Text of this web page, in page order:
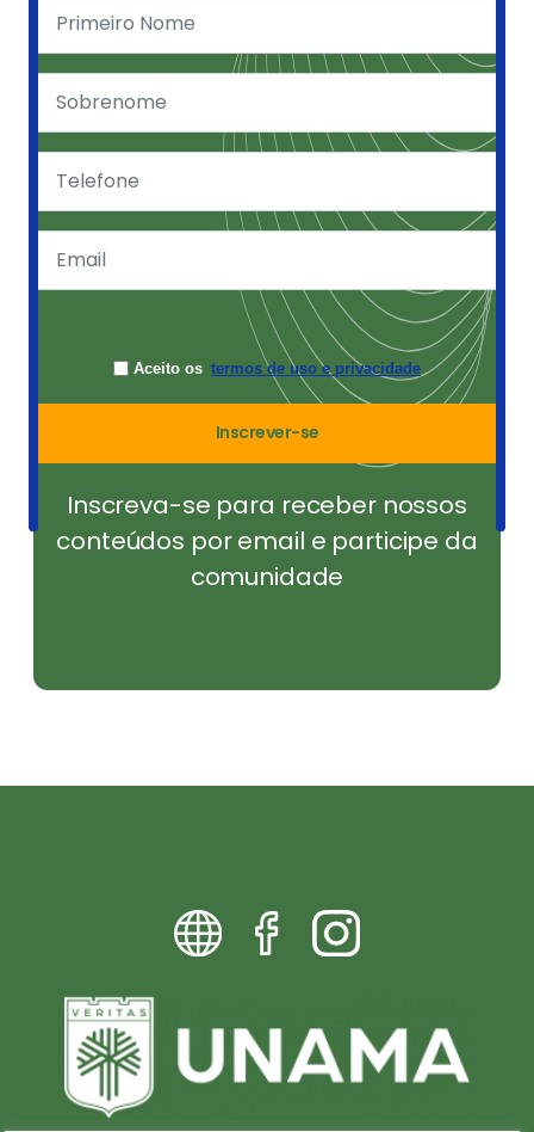
Aceito os termos de uso e privacidade
Inscrever-se
Inscreva-se para receber nossos
conteúdos por email e participe da
comunidade